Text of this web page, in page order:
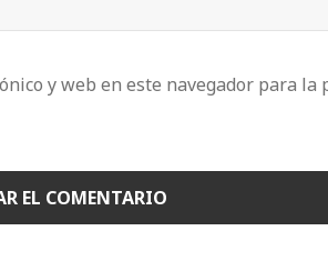
y web en este navegador para la